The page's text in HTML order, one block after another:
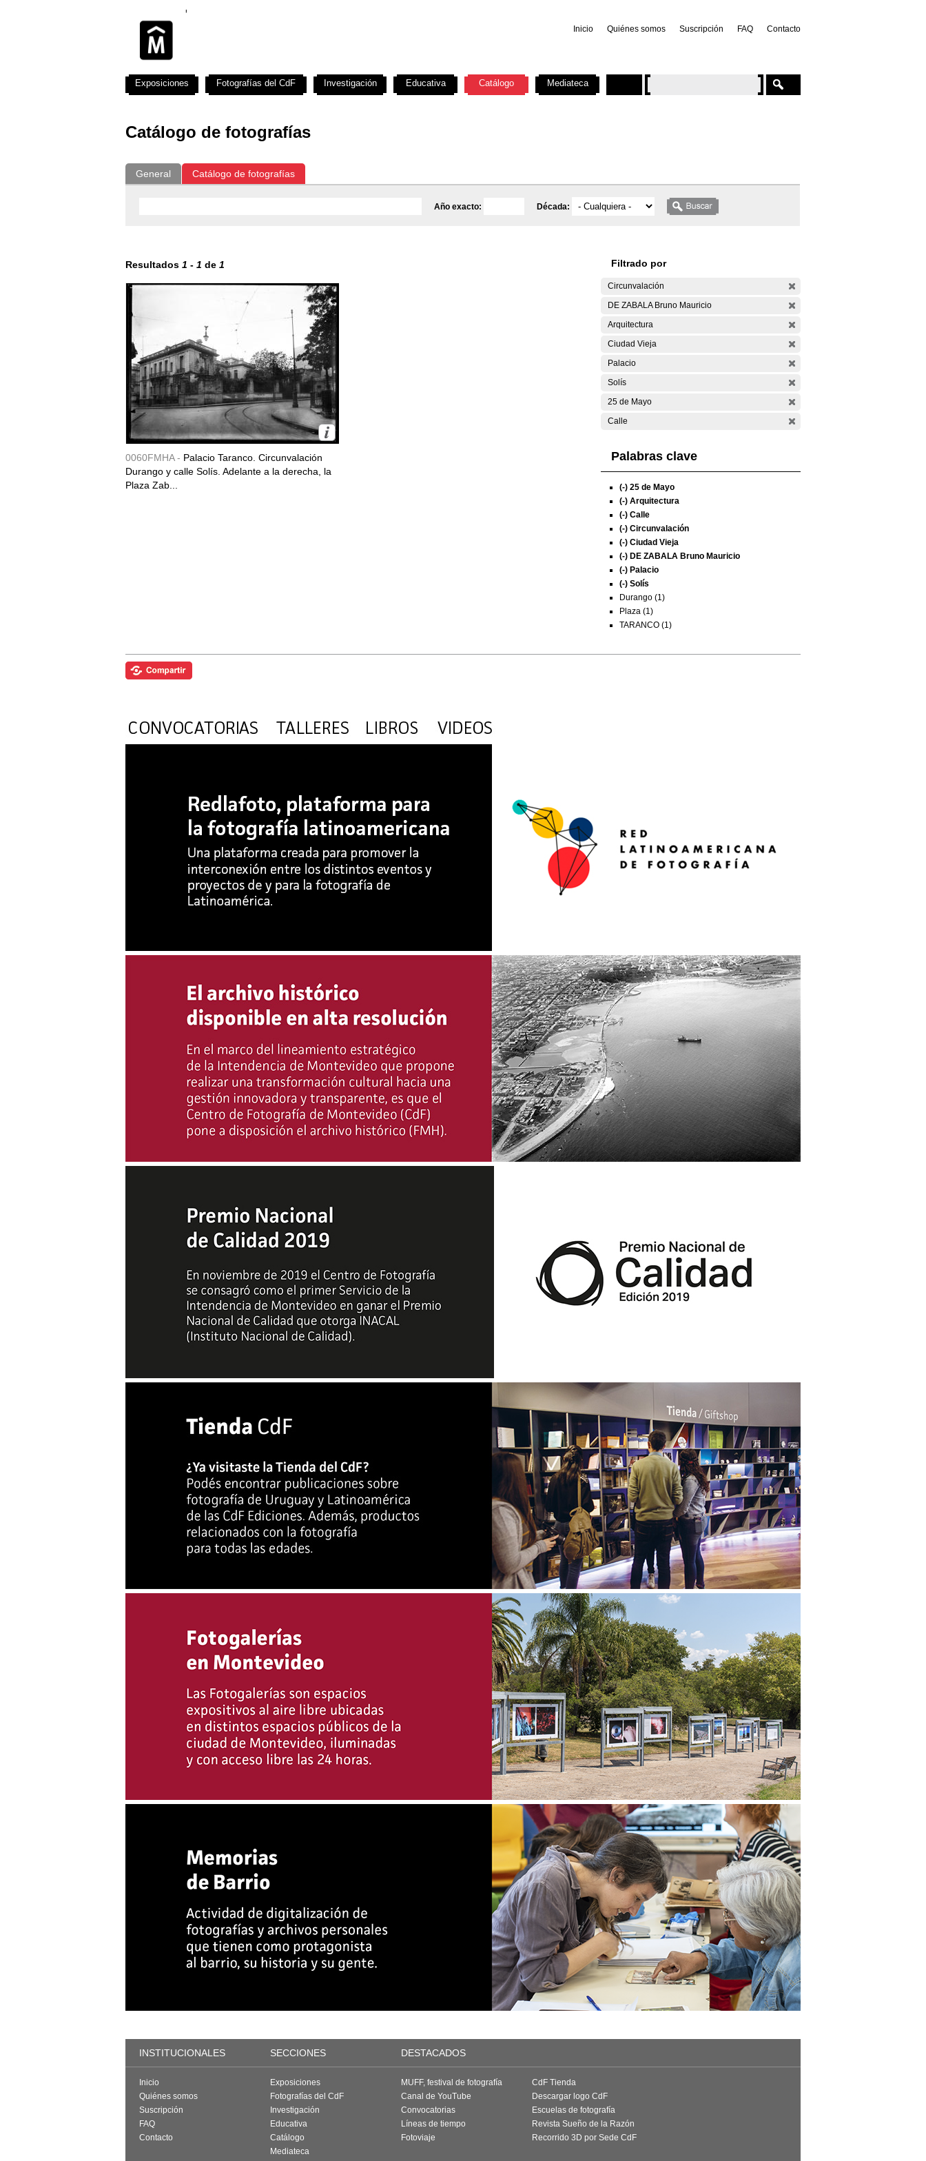
Inicio Quiénes somos Suscripción FAQ Contacto
Catálogo de fotografías
General Catálogo de fotografías
Año exacto: Década:
Resultados 1 - 1 de 1
0060FMHA - Palacio Taranco. Circunvalación
Durango y calle Solís. Adelante a la derecha, la
Plaza Zab...
Filtrado por
Circunvalación
DE ZABALA Bruno Mauricio
Arquitectura
Ciudad Vieja
Palacio
Solís
25 de Mayo
Calle
Palabras clave
(-) 25 de Mayo
(-) Arquitectura
(-) Calle
(-) Circunvalación
(-) Ciudad Vieja
(-) DE ZABALA Bruno Mauricio
(-) Palacio
(-) Solís
Durango (1)
Plaza (1)
TARANCO (1)
Exposiciones Fotografías del CdF Investigación Educativa Catálogo Mediateca
INSTITUCIONALES SECCIONES DESTACADOS
Inicio
Quiénes somos
Suscripción
FAQ
Contacto
Exposiciones
Fotografías del CdF
Investigación
Educativa
Catálogo
Mediateca
MUFF, festival de fotografía
Canal de YouTube
Convocatorias
Líneas de tiempo
Fotoviaje
CdF Tienda
Descargar logo CdF
Escuelas de fotografía
Revista Sueño de la Razón
Recorrido 3D por Sede CdF